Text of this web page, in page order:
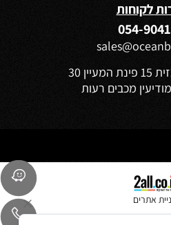
לקוחות
054-
30
אתרים